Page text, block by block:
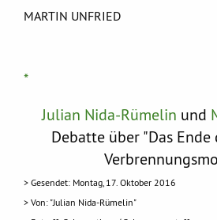
MARTIN UNFRIED
*
Julian Nida-Rümelin und
Debatte über "Das Ende
> Gesendet: Montag, 17. Oktober 2016
> Von: "Julian Nida-Rümelin"